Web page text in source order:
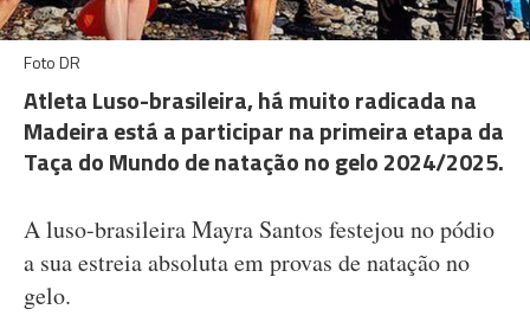
Foto DR
Atleta Luso-brasileira, há muito radicada na
Madeira está a participar na primeira etapa da
Taça do Mundo de natação no gelo 2024/2025.
A luso-brasileira Mayra Santos festejou no pódio
a sua estreia absoluta em provas de natação no
gelo.